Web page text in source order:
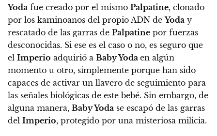
Yoda fue creado por el mismo Palpatine, clonado
por los kaminoanos del propio ADN deYoda y
rescatado de las garras de Palpatine por fuerzas
desconocidas. Si ese es el caso o no, es seguro que
el Imperio adquirió a Baby Yoda en algún
momento u otro, simplemente porque han sido
capaces de activar un llavero de seguimiento para
las señales biológicas de este bebé. Sin embargo, de
alguna manera, Baby Yoda se escapó de las garras
del Imperio, protegido por una misteriosa milicia.